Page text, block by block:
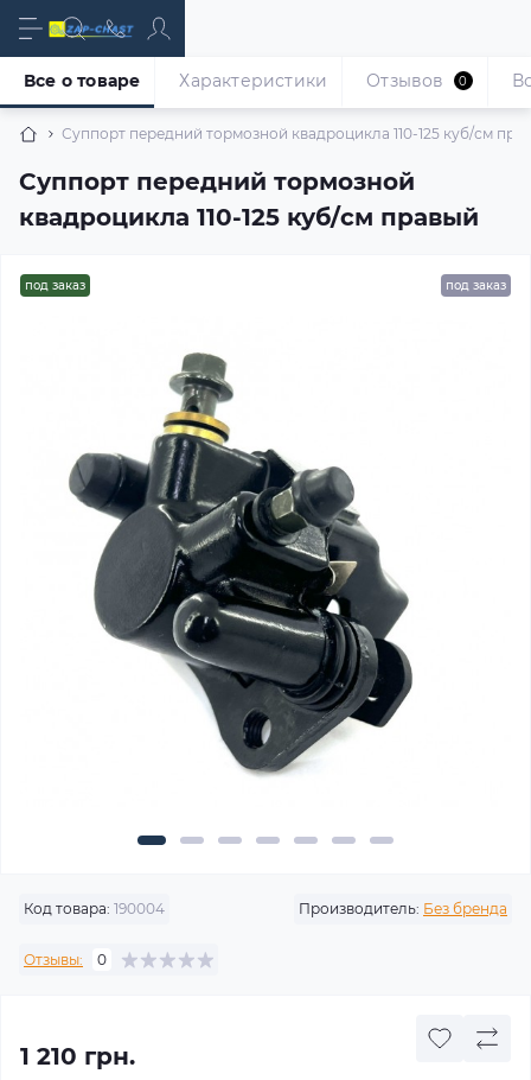
Суппорт передний тормозной квадроцикла 110-125 куб/см
Суппорт передний тормозной
квадроцикла 110-125 куб/см правый
Все о товаре Характеристики Отзывов 0
под заказ под заказ
Код товара: 190004 Производитель: Без бренда
Отзывы: 0
1 210 грн.